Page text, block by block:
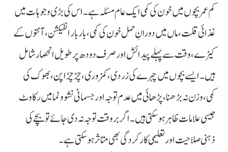
کم عمر بچوں میں خون کی کمی ایک عام مسئلہ ہے۔ اس کی بڑی وجوہات میں
غذائی قلت، ماں میں دورانِ حمل خون کی کمی، بار بار انفیکشن، آنتوں کے
کیڑے، وقت سے پہلے پیدائش اور صرف دودھ پر طویل انحصار شامل
ہیں۔ ایسے بچوں میں چہرے کی زردی، کمزوری، چڑچڑاپن، بھوک کی
کمی، وزن نہ بڑھنا، پڑھائی میں عدم توجہ اور جسمانی نشوونما میں رکاوٹ
جیسی علامات ظاہر ہو سکتی ہیں۔ اگر بروقت توجہ نہ دی جائے تو بچے کی
ذہنی صلاحیت اور تعلیمی کارکردگی بھی متاثر ہو سکتی ہے۔